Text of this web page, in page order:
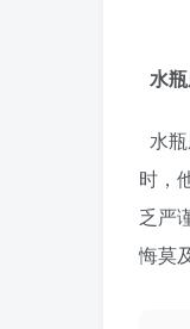
水
水
时，
乏严
悔莫